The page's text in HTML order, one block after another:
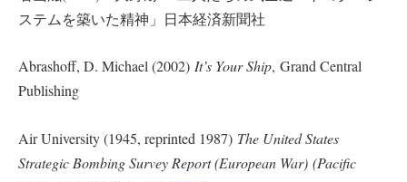
ステムを築いた精神」日本経済新聞社
Abrashoff, D. Michael (2002) It’s Your Ship, Grand Central
Publishing
Air University (1945, reprinted 1987) The United States
Strategic Bombing Survey Report (European War) (Pacific